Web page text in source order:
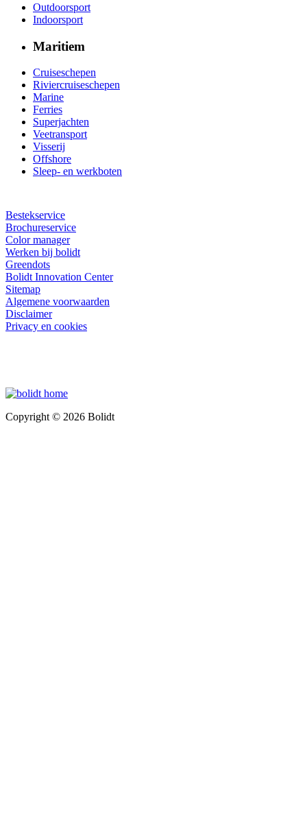
Outdoorsport
Indoorsport
Maritiem
Cruiseschepen
Riviercruiseschepen
Marine
Ferries
Superjachten
Veetransport
Visserij
Offshore
Sleep- en werkboten
Bestekservice
Brochureservice
Color manager
Werken bij bolidt
Greendots
Bolidt Innovation Center
Sitemap
Algemene voorwaarden
Disclaimer
Privacy en cookies
Copyright © 2026 Bolidt